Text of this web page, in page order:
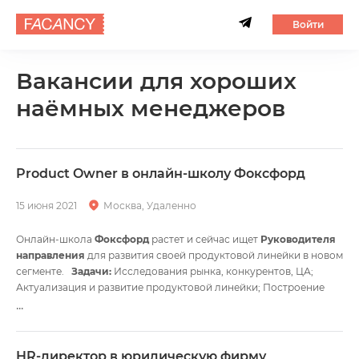
Войти
Вакансии для хороших
наёмных менеджеров
Product Owner в онлайн-школу Фоксфорд
15 июня 2021 Москва, Удаленно
Онлайн-школа Фоксфорд растет и сейчас ищет Руководителя
направления для развития своей продуктовой линейки в новом
сегменте. Задачи: Исследования рынка, конкурентов, ЦА;
Актуализация и развитие продуктовой линейки; Построение
стратегия.Что хотят видеть у успешного кандидата:
Мышление в категориях цифр и денег: вам интересно
...